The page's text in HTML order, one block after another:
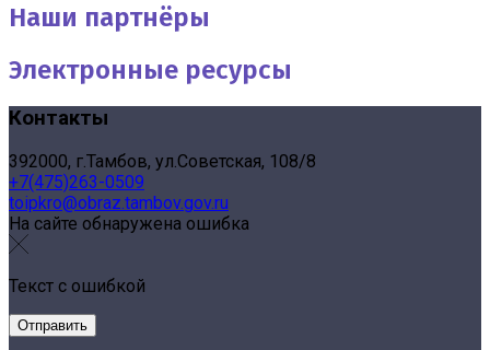
Наши партнёры
Электронные ресурсы
Контакты
392000, г.Тамбов, ул.Советская, 108/8
+7(475)263-0509
toipkro@obraz.tambov.gov.ru
На сайте обнаружена ошибка
Текст с ошибкой